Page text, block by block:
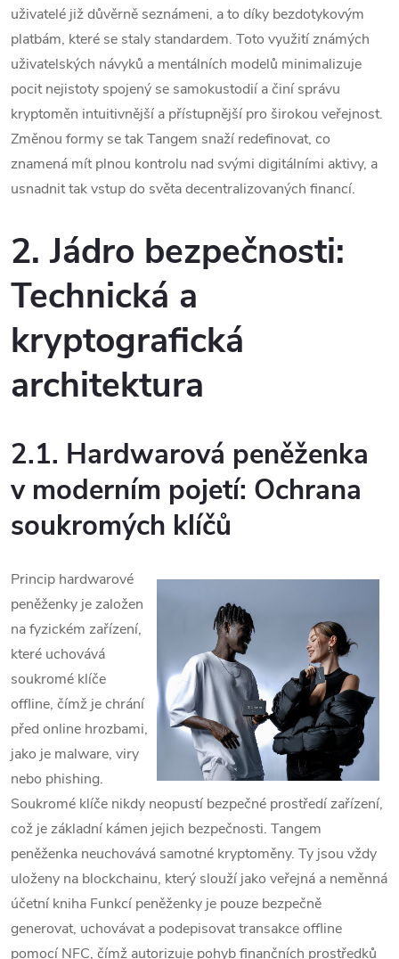
uživatelé již důvěrně seznámeni, a to díky bezdotykovým
platbám, které se staly standardem. Toto využití známých
uživatelských návyků a mentálních modelů minimalizuje
pocit nejistoty spojený se samokustodií a činí správu
kryptoměn intuitivnější a přístupnější pro širokou veřejnost.
Změnou formy se tak Tangem snaží redefinovat, co
znamená mít plnou kontrolu nad svými digitálními aktivy, a
usnadnit tak vstup do světa decentralizovaných financí.
2. Jádro bezpečnosti:
Technická a
kryptografická
architektura
2.1. Hardwarová peněženka
v moderním pojetí: Ochrana
soukromých klíčů
Princip hardwarové
peněženky je založen
na fyzickém zařízení,
které uchovává
soukromé klíče
offline, čímž je chrání
před online hrozbami,
jako je malware, viry
nebo phishing.
Soukromé klíče nikdy neopustí bezpečné prostředí zařízení,
což je základní kámen jejich bezpečnosti. Tangem
peněženka neuchovává samotné kryptoměny. Ty jsou vždy
uloženy na blockchainu, který slouží jako veřejná a neměnná
účetní kniha Funkcí peněženky je pouze bezpečně
generovat, uchovávat a podepisovat transakce offline
pomocí NFC, čímž autorizuje pohyb finančních prostředků